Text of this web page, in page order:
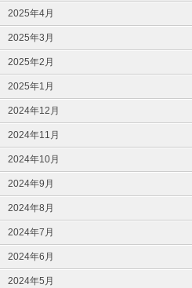
2025年4月
2025年3月
2025年2月
2025年1月
2024年12月
2024年11月
2024年10月
2024年9月
2024年8月
2024年7月
2024年6月
2024年5月